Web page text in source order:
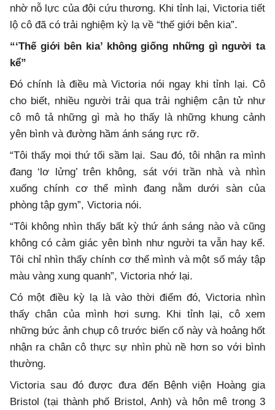
nhờ nỗ lực của đội cứu thương. Khi tỉnh lại, Victoria tiết
lộ cô đã có trải nghiệm kỳ lạ về “thế giới bên kia”.
“‘Thế giới bên kia’ không giống những gì người ta
kể”
Đó chính là điều mà Victoria nói ngay khi tỉnh lại. Cô
cho biết, nhiều người trải qua trải nghiệm cận tử như
cô mô tả những gì mà họ thấy là những khung cảnh
yên bình và đường hầm ánh sáng rực rỡ.
“Tôi thấy mọi thứ tối sầm lại. Sau đó, tôi nhận ra mình
đang ‘lơ lửng’ trên không, sát với trần nhà và nhìn
xuống chính cơ thể mình đang nằm dưới sàn của
phòng tập gym”, Victoria nói.
“Tôi không nhìn thấy bất kỳ thứ ánh sáng nào và cũng
không có cảm giác yên bình như người ta vẫn hay kể.
Tôi chỉ nhìn thấy chính cơ thể mình và một số máy tập
màu vàng xung quanh”, Victoria nhớ lại.
Có một điều kỳ lạ là vào thời điểm đó, Victoria nhìn
thấy chân của mình hơi sưng. Khi tỉnh lại, cô xem
những bức ảnh chụp cô trước biến cố này và hoảng hốt
nhận ra chân cô thực sự nhìn phù nề hơn so với bình
thường.
Victoria sau đó được đưa đến Bệnh viện Hoàng gia
Bristol (tại thành phố Bristol, Anh) và hôn mê trong 3